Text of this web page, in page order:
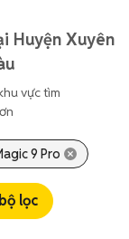
Huyện Xuyên
vực tìm
9 Pro
lọc